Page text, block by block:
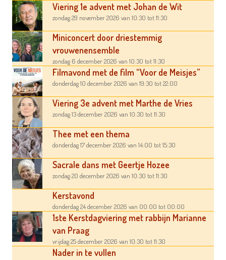
Viering 1e advent met Johan de Wit
zondag 29 november 2026 van 10:30 tot 11:30
Miniconcert door driestemmig
vrouwenensemble
zondag 6 december 2026 van 10:30 tot 11:30
Filmavond met de film “Voor de Meisjes”
donderdag 10 december 2026 van 19:30 tot 22:00
Viering 3e advent met Marthe de Vries
zondag 13 december 2026 van 10:30 tot 11:30
Thee met een thema
donderdag 17 december 2026 van 14:00 tot 15:30
Sacrale dans met Geertje Hozee
zondag 20 december 2026 van 10:30 tot 11:30
Kerstavond
donderdag 24 december 2026 van 00:00 tot 00:00
1ste Kerstdagviering met rabbijn Marianne
van Praag
vrijdag 25 december 2026 van 10:30 tot 11:30
Nader in te vullen